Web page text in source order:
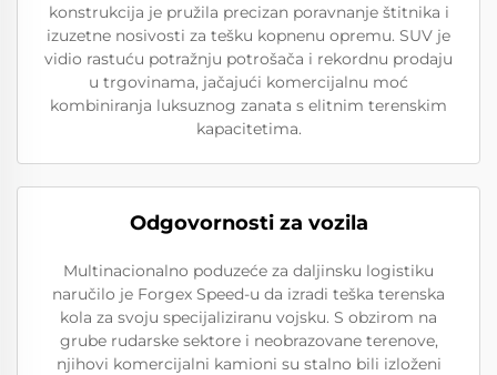
konstrukcija je pružila precizan poravnanje štitnika i
izuzetne nosivosti za tešku kopnenu opremu. SUV je
vidio rastuću potražnju potrošača i rekordnu prodaju
u trgovinama, jačajući komercijalnu moć
kombiniranja luksuznog zanata s elitnim terenskim
kapacitetima.
Odgovornosti za vozila
Multinacionalno poduzeće za daljinsku logistiku
naručilo je Forgex Speed-u da izradi teška terenska
kola za svoju specijaliziranu vojsku. S obzirom na
grube rudarske sektore i neobrazovane terenove,
njihovi komercijalni kamioni su stalno bili izloženi